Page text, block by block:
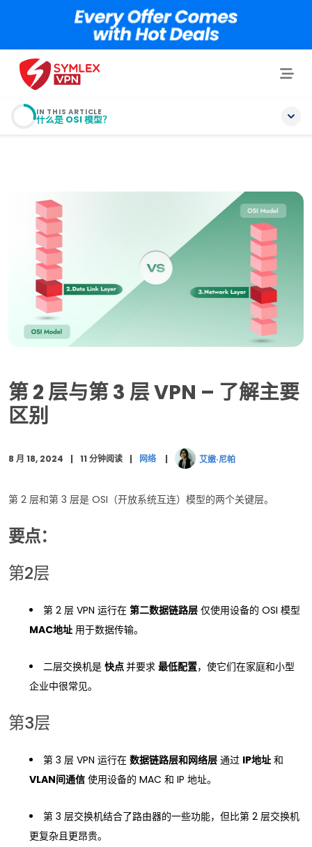
IN THIS ARTICLE
什么是 OSI 模型？
什么是 OSI 模型？
什么是第 2 层或数据链路层？
什么是 MPLS VPN？
为什么使用 MPLS 网络？
MPLS 与 VPN
常见问题 (FAQ)
结论
第 2 层与第 3 层 VPN – 了解主要
区别
8 月 18, 2024 11 分钟阅读 网络 艾嫩·尼帕
第 2 层和第 3 层是 OSI（开放系统互连）模型的两个关键层。
要点：
第2层
第 2 层 VPN 运行在 第二数据链路层 仅使用设备的 OSI 模型
MAC地址 用于数据传输。
二层交换机是 快点并要求 最低配置，使它们在家庭和小型
企业中很常见。
第3层
第 3 层 VPN 运行在 数据链路层和网络层 通过 IP地址 和
VLAN间通信 使用设备的 MAC 和 IP 地址。
第 3 层交换机结合了路由器的一些功能，但比第 2 层交换机
更复杂且更昂贵。